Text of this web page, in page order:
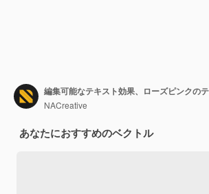
編集可能なテキスト効果、ローズピンクの
NACreative
あなたにおすすめのベクトル